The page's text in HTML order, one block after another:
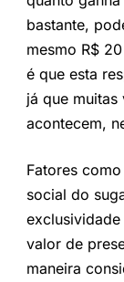
bastante,
mesmo R$
é que esta
já que muitas
acontecem,
Fatores
social do
valor de
maneira